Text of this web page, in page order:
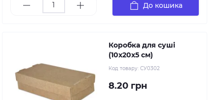
До кошика
Коробка для суші
(10х20х5 см)
Код товару: СУ0302
8.20 грн